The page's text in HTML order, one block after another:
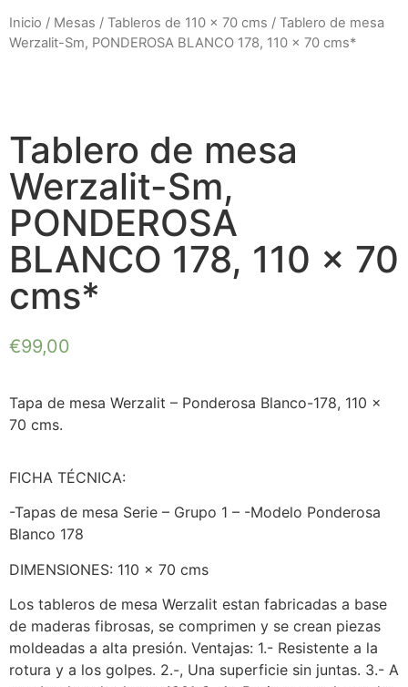
Inicio / Mesas / Tableros de 110 x 70 cms / Tablero de mesa
Werzalit-Sm, PONDEROSA BLANCO 178, 110 x 70 cms*
Tablero de mesa
Werzalit-Sm,
PONDEROSA
BLANCO 178, 110 x 70
cms*
€99,00
Tapa de mesa Werzalit – Ponderosa Blanco-178, 110 x
70 cms.
FICHA TÉCNICA:
-Tapas de mesa Serie – Grupo 1 – -Modelo Ponderosa
Blanco 178
DIMENSIONES: 110 x 70 cms
Los tableros de mesa Werzalit estan fabricadas a base
de maderas fibrosas, se comprimen y se crean piezas
moldeadas a alta presión. Ventajas: 1.- Resistente a la
rotura y a los golpes. 2.-, Una superficie sin juntas. 3.- A